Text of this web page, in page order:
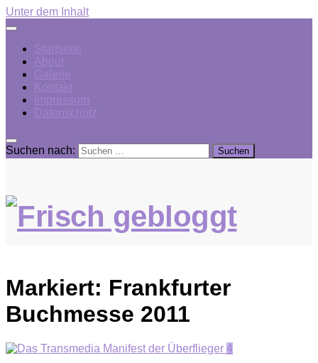
Unter dem Inhalt
Startseite
About
Galerie
Kontakt
Impressum
Datenschutz
Suchen nach:
Markiert: Frankfurter
Buchmesse 2011
4